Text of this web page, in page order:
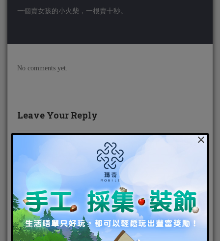
一個賣女孩的小火柴，一根賣十秒。
No comments yet.
Leave Your Reply
×